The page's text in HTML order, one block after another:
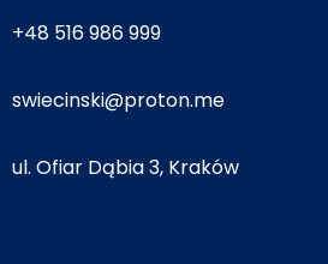
+48 516 986 999
swiecinski@proton.me
ul. Ofiar Dąbia 3, Kraków